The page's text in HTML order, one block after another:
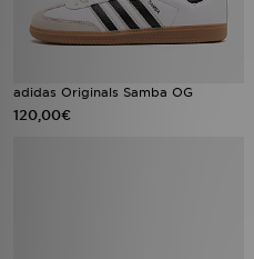
adidas Originals Samba OG
120,00€